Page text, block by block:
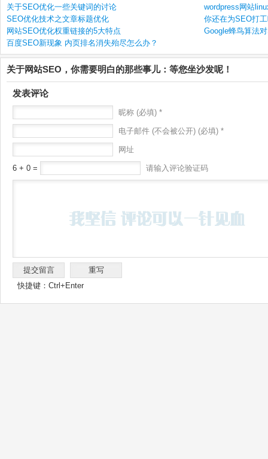
关于SEO优化一些关键词的讨论
wordpress网站
SEO优化技术之文章标题优化
你还在为SEO打
网站SEO优化权重链接的5大特点
Google蜂鸟算法
百度SEO新现象 内页排名消失殆尽怎么办？
关于网站SEO，你需要明白的那些事儿：等您坐沙发呢！
发表评论
昵称 (必填) *
电子邮件 (不会被公开) (必填) *
网址
6 + 0 = 请输入评论验证码
快捷键：Ctrl+Enter